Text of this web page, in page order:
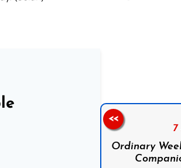
7
Ordinary
<<